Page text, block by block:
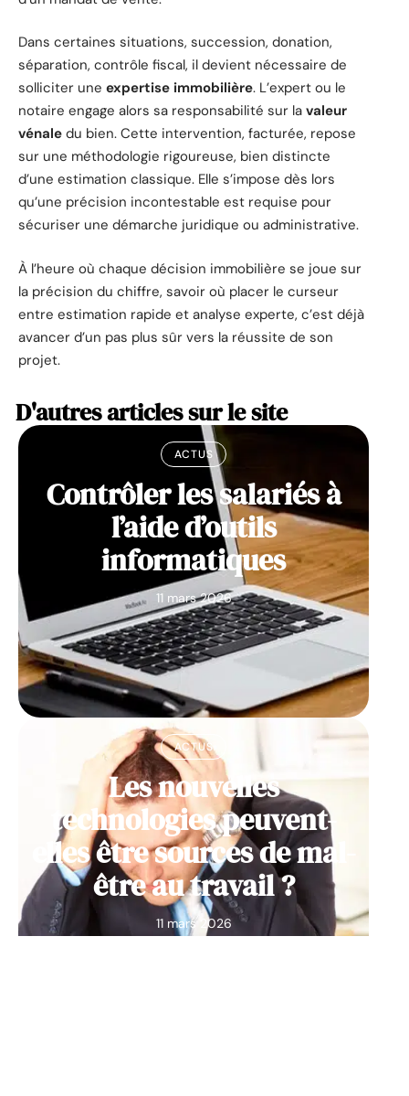
Dans certaines situations, succession, donation,
séparation, contrôle fiscal, il devient nécessaire de
solliciter une expertise immobilière. L’expert ou le
notaire engage alors sa responsabilité sur la valeur
vénale du bien. Cette intervention, facturée, repose
sur une méthodologie rigoureuse, bien distincte
d’une estimation classique. Elle s’impose dès lors
qu’une précision incontestable est requise pour
sécuriser une démarche juridique ou administrative.
À l’heure où chaque décision immobilière se joue sur
la précision du chiffre, savoir où placer le curseur
entre estimation rapide et analyse experte, c’est déjà
avancer d’un pas plus sûr vers la réussite de son
projet.
D'autres articles sur le site
ACTUS
Contrôler les salariés à
l’aide d’outils
informatiques
11 mars 2026
ACTUS
Les nouvelles
technologies peuvent-
elles être sources de mal-
être au travail ?
11 mars 2026